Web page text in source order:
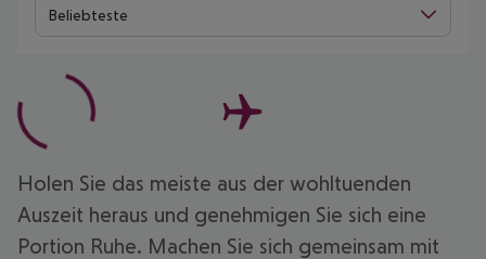
Beliebteste
Holen Sie das meiste aus der wohltuenden
Auszeit heraus und genehmigen Sie sich eine
Portion Ruhe. Machen Sie sich gemeinsam mit